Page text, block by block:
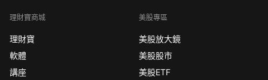
理財寶商城
理財寶
軟體
講座
美股專區
美股放大鏡
美股股市
美股ETF